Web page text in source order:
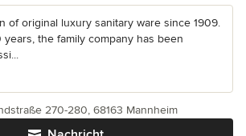
of original luxury sanitary ware since 1909.
years, the family company has been
270-280, 68163 Mannheim